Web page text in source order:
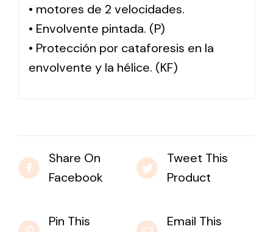
• motores de 2 velocidades.
• Envolvente pintada. (P)
• Protección por cataforesis en la
envolvente y la hélice. (KF)
Share On
Facebook
Tweet This
Product
Pin This
Email This